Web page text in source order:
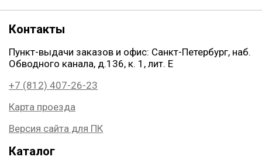
Контакты
Пункт-выдачи заказов и офис: Санкт-Петербург, наб.
Обводного канала, д.136, к. 1, лит. Е
+7 (812) 407-26-23
Карта проезда
Версия сайта для ПК
Каталог